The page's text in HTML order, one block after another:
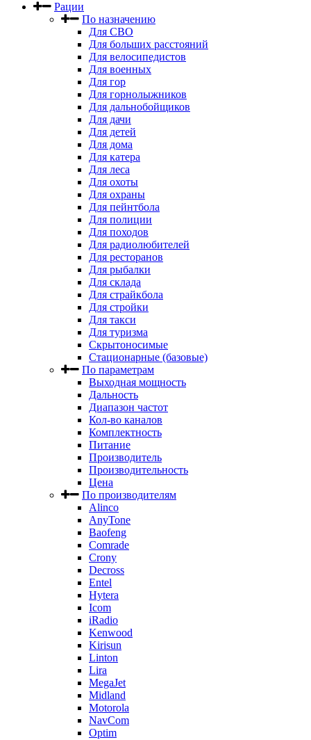
Рации
По назначению
Для СВО
Для больших расстояний
Для велосипедистов
Для военных
Для гор
Для горнолыжников
Для дальнобойщиков
Для дачи
Для детей
Для дома
Для катера
Для леса
Для охоты
Для охраны
Для пейнтбола
Для полиции
Для походов
Для радиолюбителей
Для ресторанов
Для рыбалки
Для склада
Для страйкбола
Для стройки
Для такси
Для туризма
Скрытоносимые
Стационарные (базовые)
По параметрам
Выходная мощность
Дальность
Диапазон частот
Кол-во каналов
Комплектность
Питание
Производитель
Производительность
Цена
По производителям
Alinco
AnyTone
Baofeng
Comrade
Crony
Decross
Entel
Hytera
Icom
iRadio
Kenwood
Kirisun
Linton
Lira
MegaJet
Midland
Motorola
NavCom
Optim